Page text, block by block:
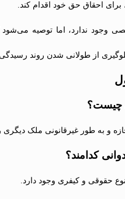
احقاق حق خود اقدام کند.
وجود ندارد، اما توصیه می‌شود
از طولانی شدن روند
چیست؟
و به طور غیرقانونی ملک دیگری
کدامند؟
حقوقی و کیفری وجود دارد.